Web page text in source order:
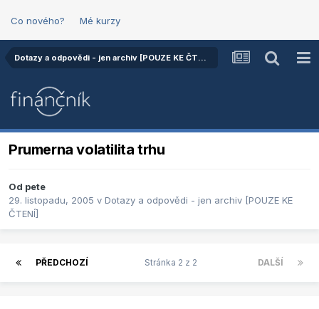
Co nového? Mé kurzy
Dotazy a odpovědi - jen archiv [POUZE KE ČTENÍ]
Prumerna volatilita trhu
Od pete
29. listopadu, 2005 v Dotazy a odpovědi - jen archiv [POUZE KE
ČTENÍ]
PŘEDCHOZÍ DALŠÍ
Stránka 2 z 2